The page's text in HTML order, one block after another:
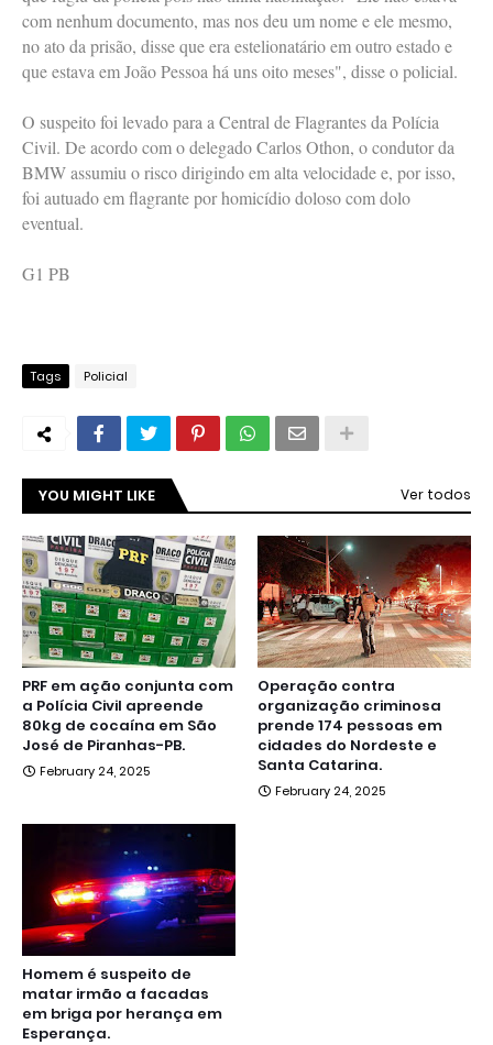
com nenhum documento, mas nos deu um nome e ele mesmo,
no ato da prisão, disse que era estelionatário em outro estado e
que estava em João Pessoa há uns oito meses", disse o policial.
O suspeito foi levado para a Central de Flagrantes da Polícia
Civil. De acordo com o delegado Carlos Othon, o condutor da
BMW assumiu o risco dirigindo em alta velocidade e, por isso,
foi autuado em flagrante por homicídio doloso com dolo
eventual.
G1 PB
Tags Policial
YOU MIGHT LIKE Ver todos
PRF em ação conjunta com
a Polícia Civil apreende
80kg de cocaína em São
José de Piranhas-PB.
February 24, 2025
Operação contra
organização criminosa
prende 174 pessoas em
cidades do Nordeste e
Santa Catarina.
February 24, 2025
Homem é suspeito de
matar irmão a facadas
em briga por herança em
Esperança.